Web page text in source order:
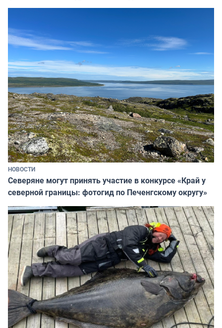
НОВОСТИ
Северяне могут принять участие в конкурсе «Край у
северной границы: фотогид по Печенгскому округу»